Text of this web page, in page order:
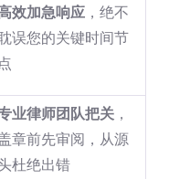
效加急响应 ，绝不
误您的关键时间节
点
业律师团队把关 ，
章前先审阅，从源
杜绝出错